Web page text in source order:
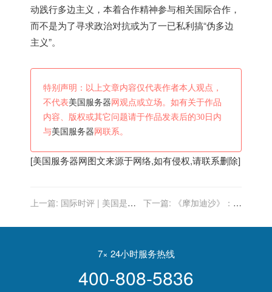
动践行多边主义，本着合作精神参与相关国际合作，
而不是为了寻求政治对抗或为了一已私利搞“伪多边
主义”。
特别声明：以上文章内容仅代表作者本人观点，
不代表美国服务器 网观点或立场。如有关于作品
内容、版权或其它问题请于作品发表后的30日内
与美国服务器 网联系。
[美国服务器网图文来源于网络,如有侵权,请联系删除]
上一篇: 国际时评 | 美国是南
下一篇:
《摩加迪沙》：既
视角的冷战故事
7× 24小时服务热线
400-808-5836